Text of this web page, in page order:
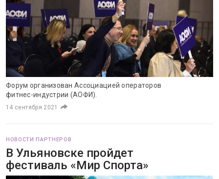
Форум организован Ассоциацией операторов
фитнес-индустрии (АОФИ).
14 сентября 2021
НОВОСТИ ПАРТНЕРОВ
В Ульяновске пройдет
фестиваль «Мир Спорта»